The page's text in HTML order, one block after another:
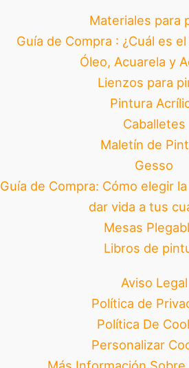
Materiales para
Guía de Compra : ¿Cuál es
Óleo, Acuarela y
Lienzos para
Pintura
Caballetes
Maletín de
Gesso
Guía de Compra: Cómo elegir
dar vida a tus
Mesas
Libros de
Aviso Legal
Política de
Política De
Personalizar
Más Información Sobre